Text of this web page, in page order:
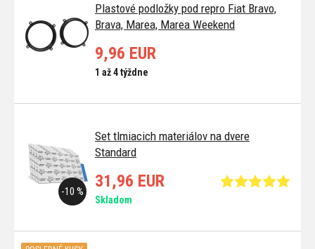
Plastové podložky pod repro Fiat Bravo,
Brava, Marea, Marea Weekend
9,96 EUR
1 až 4 týždne
Set tlmiacich materiálov na dvere
Standard
-10 %
31,96 EUR
Skladom